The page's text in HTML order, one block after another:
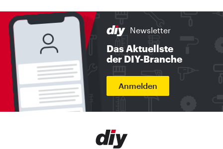
Newsletter
Das Aktuellste
der DIY-Branche
Anmelden